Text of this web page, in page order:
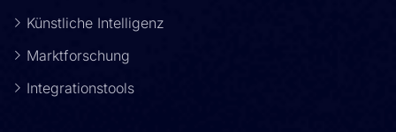
Künstliche Intelligenz
Marktforschung
Integrationstools